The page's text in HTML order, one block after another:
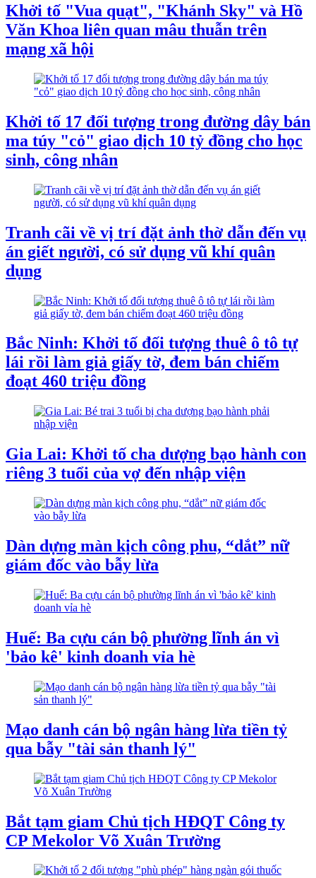
Khởi tố "Vua quạt", "Khánh Sky" và Hồ
Văn Khoa liên quan mâu thuẫn trên
mạng xã hội
Khởi tố 17 đối tượng trong đường dây bán
ma túy "cỏ" giao dịch 10 tỷ đồng cho học
sinh, công nhân
Tranh cãi về vị trí đặt ảnh thờ dẫn đến vụ
án giết người, có sử dụng vũ khí quân
dụng
Bắc Ninh: Khởi tố đối tượng thuê ô tô tự
lái rồi làm giả giấy tờ, đem bán chiếm
đoạt 460 triệu đồng
Gia Lai: Khởi tố cha dượng bạo hành con
riêng 3 tuổi của vợ đến nhập viện
Dàn dựng màn kịch công phu, “dắt” nữ
giám đốc vào bẫy lừa
Huế: Ba cựu cán bộ phường lĩnh án vì
'bảo kê' kinh doanh vỉa hè
Mạo danh cán bộ ngân hàng lừa tiền tỷ
qua bẫy "tài sản thanh lý"
Bắt tạm giam Chủ tịch HĐQT Công ty
CP Mekolor Võ Xuân Trường